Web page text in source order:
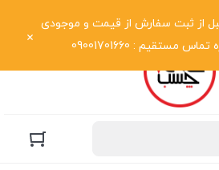
از ثبت سفارش از قیمت و موجودی
: 09001701660